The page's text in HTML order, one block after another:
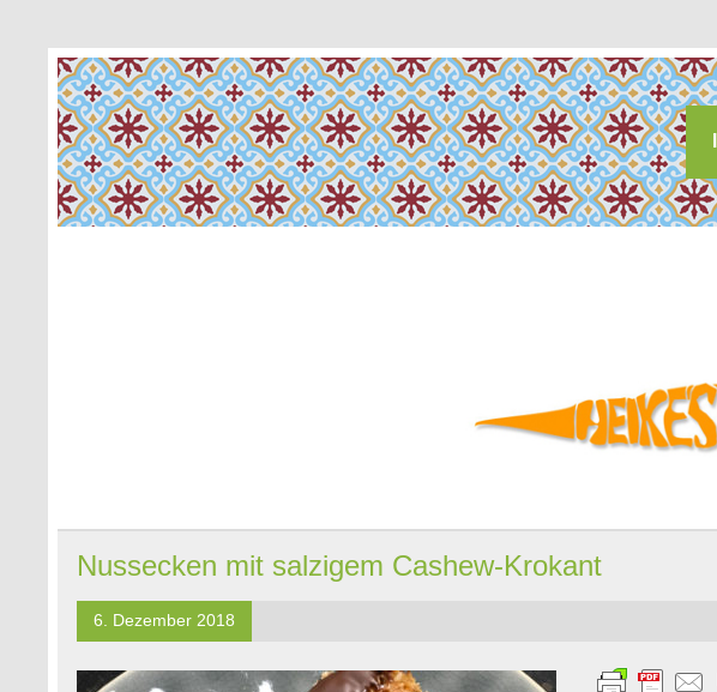
Nussecken mit salzigem Cashew-Krokant
6. Dezember 2018